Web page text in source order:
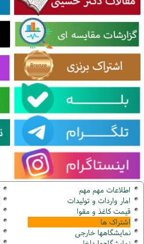
اطلاعات مهم مهم
امار واردات و تولیدات
قیمت کاغذ و مقوا
اشتراک ها
نمایشگاهها خارجی